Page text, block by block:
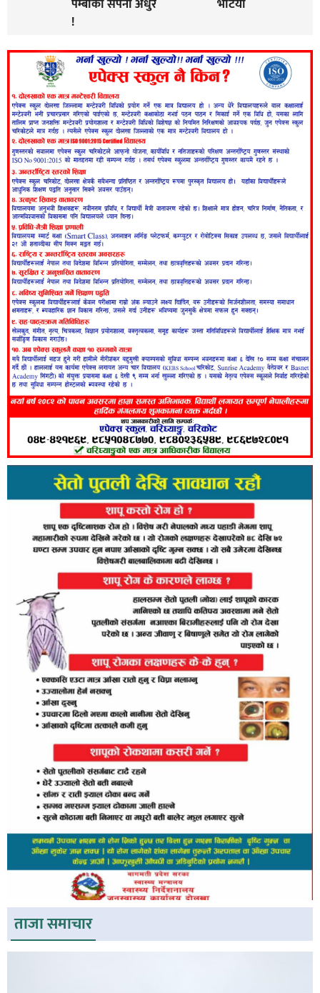
पेम्बाको सपना अधुरै
!
भेटियो
ताजा समाचार